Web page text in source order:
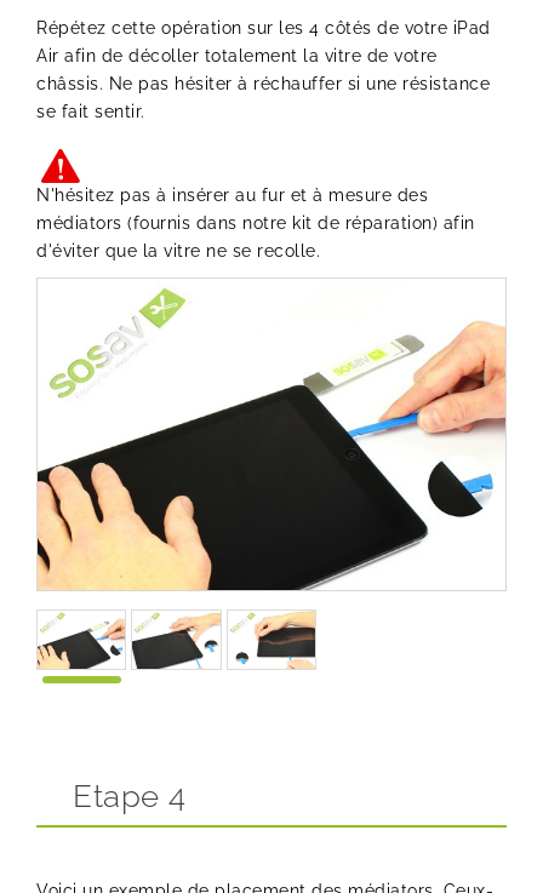
Répétez cette opération sur les 4 côtés de votre iPad
Air afin de décoller totalement la vitre de votre
châssis. Ne pas hésiter à réchauffer si une résistance
se fait sentir.
N'hésitez pas à insérer au fur et à mesure des
médiators (fournis dans notre kit de réparation) afin
d'éviter que la vitre ne se recolle.
Etape 4